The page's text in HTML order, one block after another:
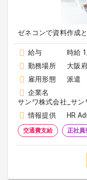
ゼネコンで資料作成
給与
時給
勤務場所
大阪
雇用形態
派遣
企業名
サンワ株式会社_サ
情報提供
HR
交通費支給 正社員